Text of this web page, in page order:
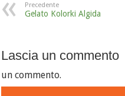
Precedente
Gelato Kolorki Algida
Lascia un commento
un commento.